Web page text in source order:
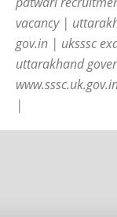
vacancy |
gov.in | uksssc
uttarakhand
|